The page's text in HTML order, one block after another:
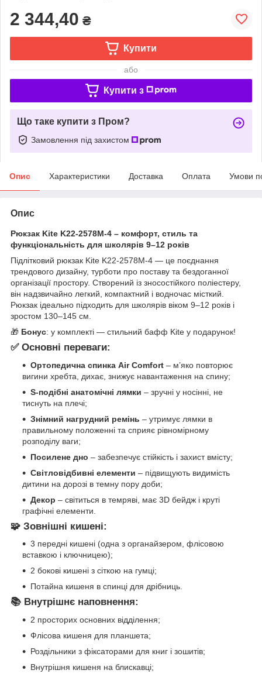
2 344,40 ₴
Купити
або
Купити з
Що таке купити з Пром?
Замовлення під захистом
Опис Характеристики Доставка Оплата Умови
Опис
Рюкзак Kite K22-2578M-4 – комфорт, стиль та
функціональність для школярів 9–12 років
Підлітковий рюкзак Kite K22-2578M-4 — це поєднання
трендового дизайну, турботи про поставу та бездоганної
організації простору. Створений із зносостійкого поліестеру,
він надзвичайно легкий, компактний і водночас місткий.
Рюкзак ідеально підходить для школярів віком 9–12 років і
зростом 130–145 см.
🎁 Бонус: у комплекті — стильний бафф Kite у подарунок!
✅ Основні переваги:
Ортопедична спинка Air Comfort – м’яко повторює
вигини хребта, дихає, знижує навантаження на спину;
S-подібні анатомічні лямки – зручні у носінні, не
тиснуть на плечі;
Знімний нагрудний ремінь – утримує лямки в
правильному положенні та сприяє рівномірному
розподілу ваги;
Посилене дно – забезпечує стійкість і захист вмісту;
Світловідбивні елементи – підвищують видимість
дитини на дорозі в темну пору доби;
Декор – світиться в темряві, має 3D бейдж і круті
графічні елементи.
🧩 Зовнішні кишені:
3 передні кишені (одна з органайзером, флісовою
вставкою і ключницею);
2 бокові кишені з сіткою на гумці;
Потайна кишеня в спинці для дрібниць.
📚 Внутрішнє наповнення:
2 просторих основних відділення;
Флісова кишеня для планшета;
Роздільники з фіксаторами для книг і зошитів;
Внутрішня кишеня на блискавці;